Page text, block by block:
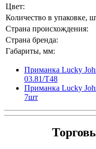
Цвет:
Количество в упаковке,
Страна происхождения:
Страна бренда:
Габариты, мм:
Приманка Lucky
03.81/T48
Приманка Lucky
7шт